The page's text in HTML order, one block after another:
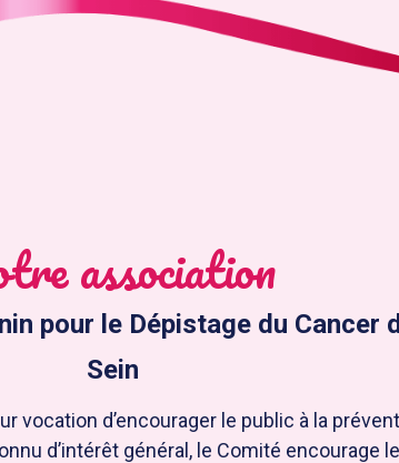
association
pour le Dépistage du Cancer
Sein
vocation d’encourager le public à la
d’intérêt général, le Comité encourage le